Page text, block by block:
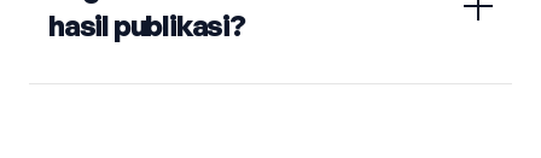
hasil publikasi?